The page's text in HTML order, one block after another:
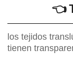
👈
los tejidos
tienen